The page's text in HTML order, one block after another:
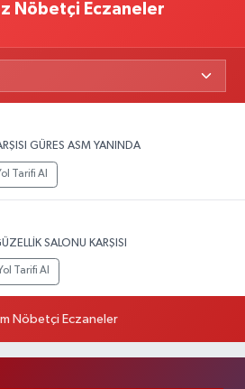
Nöbetçi Eczaneler
GÜRES ASM YANINDA
Tarifi Al
SALONU KARŞISI
Tarifi Al
Nöbetçi Eczaneler